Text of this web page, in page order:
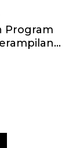
Program